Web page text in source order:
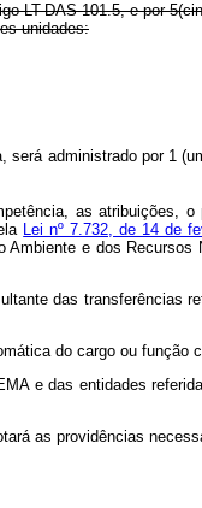
LT-DAS-101.5, e por
unidades:
administrado por 1
as
Lei nº 7.732, de 14 de
e dos
das
do cargo ou função
e das entidades
as providências